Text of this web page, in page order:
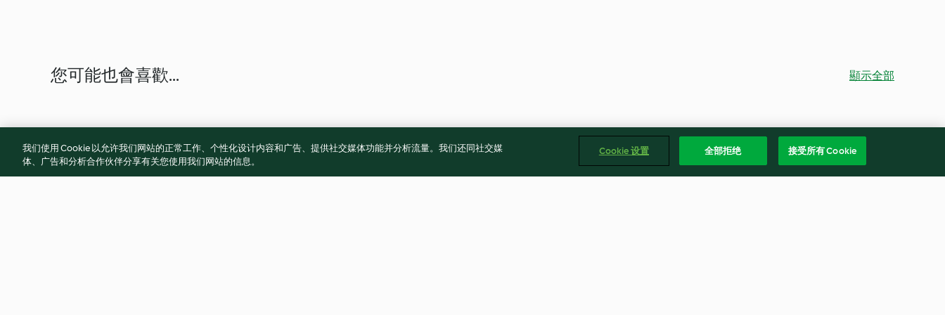
您可能也會喜歡... 顯示全部
我们使用 Cookie 以允许我们网站的正常工作、个性化设计内容和广告、提供社交媒体功能并分析流量。我们还同社交媒
体、广告和分析合作伙伴分享有关您使用我们网站的信息。
Cookie 设置 全部拒绝 接受所有 Cookie